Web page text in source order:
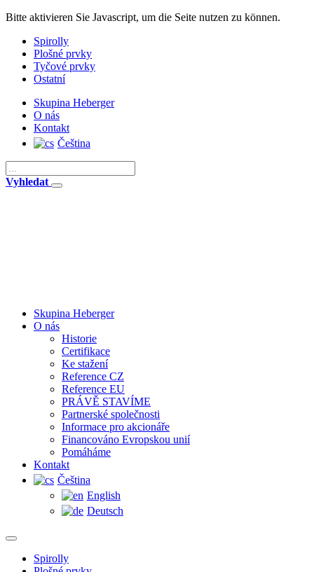
Bitte aktivieren Sie Javascript, um die Seite nutzen zu können.
Spirolly
Plošné prvky
Tyčové prvky
Ostatní
Skupina Heberger
O nás
Kontakt
Čeština
Vyhledat
Skupina Heberger
O nás
Historie
Certifikace
Ke stažení
Reference CZ
Reference EU
PRÁVĚ STAVÍME
Partnerské společnosti
Informace pro akcionáře
Financováno Evropskou unií
Pomáháme
Kontakt
Čeština
English
Deutsch
Spirolly